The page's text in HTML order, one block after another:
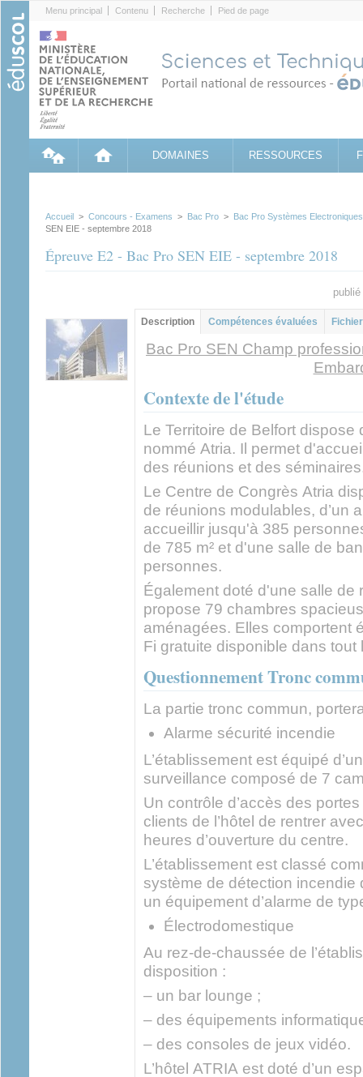
Menu principal Contenu Recherche Pied de page
DOMAINES RESSOURCES
Accueil > Concours - Examens > Bac Pro > Bac Pro Systèmes
SEN EIE - septembre 2018
Épreuve E2 - Bac Pro SEN EIE - septembre 2018
Groupe principal
Description (onglet
actif)
Compétences évaluées
Bac Pro SEN Champ
Contexte de l'étude
Le Territoire de Belfort
nommé Atria. Il permet
des réunions et des
Le Centre de Congrès Atria
de réunions modulables, d’un
accueillir jusqu'à 385
de 785 m² et d'une salle de
personnes.
Également doté d'une salle de
propose 79 chambres
aménagées. Elles comportent
Fi gratuite disponible dans tout
Questionnement Tronc
La partie tronc commun,
Alarme sécurité incendie
L’établissement est équipé
surveillance composé de 7
Un contrôle d’accès des
clients de l’hôtel de rentrer
heures d’ouverture du centre.
L’établissement est classé
système de détection incendie
un équipement d’alarme de
Électrodomestique
Au rez-de-chaussée de
disposition :
– un bar lounge ;
– des équipements
– des consoles de jeux vidéo.
L’hôtel ATRIA est doté d’un